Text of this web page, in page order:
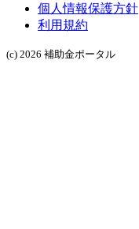
個人情報保護方針
利用規約
(c) 2026 補助金ポータル